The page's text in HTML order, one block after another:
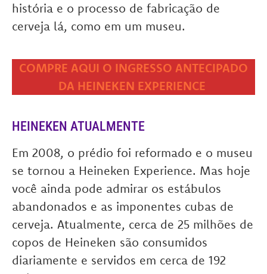
história e o processo de fabricação de
cerveja lá, como em um museu.
COMPRE AQUI O INGRESSO ANTECIPADO
DA HEINEKEN EXPERIENCE
HEINEKEN ATUALMENTE
Em 2008, o prédio foi reformado e o museu
se tornou a Heineken Experience. Mas hoje
você ainda pode admirar os estábulos
abandonados e as imponentes cubas de
cerveja. Atualmente, cerca de 25 milhões de
copos de Heineken são consumidos
diariamente e servidos em cerca de 192